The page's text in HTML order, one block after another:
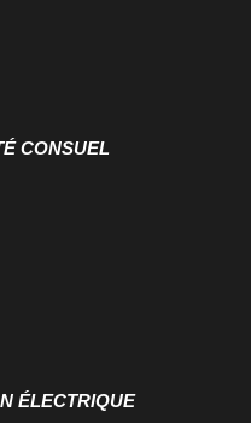
n
CONSUEL
ÉLECTRIQUE